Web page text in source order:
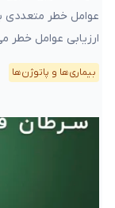
عوامل خطر متعددی
ارزیابی عوامل خطر
بیماری‌ها و پاتوژن‌ها